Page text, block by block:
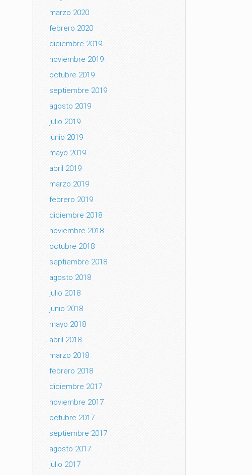
marzo 2020
febrero 2020
diciembre 2019
noviembre 2019
octubre 2019
septiembre 2019
agosto 2019
julio 2019
junio 2019
mayo 2019
abril 2019
marzo 2019
febrero 2019
diciembre 2018
noviembre 2018
octubre 2018
septiembre 2018
agosto 2018
julio 2018
junio 2018
mayo 2018
abril 2018
marzo 2018
febrero 2018
diciembre 2017
noviembre 2017
octubre 2017
septiembre 2017
agosto 2017
julio 2017